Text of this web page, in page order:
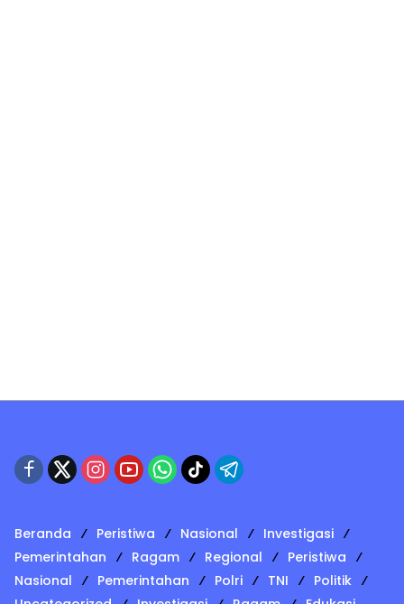
Beranda Peristiwa Nasional
Investigasi
Pemerintahan
Ragam Regional
Peristiwa
Nasional
Pemerintahan Polri TNI
Politik